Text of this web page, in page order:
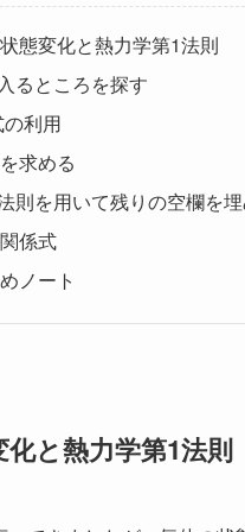
態変化と熱力学第1法則
るところを探す
利用
求める
則を用いて残りの空欄を
係式
ノート
と熱力学第1法則